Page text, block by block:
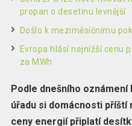
propan o desetinu levnější
Došlo k meziměsíčnímu
Evropa hlásí nejnížší cenu
za MWh
Podle dnešního
úřadu si domácnosti
ceny energií připlatí